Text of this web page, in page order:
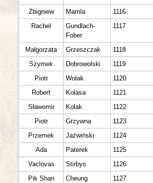
Zbigniew Mamla 1116
Rachel
Gundlach-
Fober
1117
Małgorzata Grzeszczak 1118
Szymek
Dobrowolski 1119
Piotr
Wolak 1120
Robert
Kolasa 1121
Sławomir
Kolak 1122
Piotr
Grzywna 1123
Przemek
Jaźwiński 1124
Ada
Paterek 1125
Vaclovas
Stirbys 1126
Pik Shan
Cheung 1127